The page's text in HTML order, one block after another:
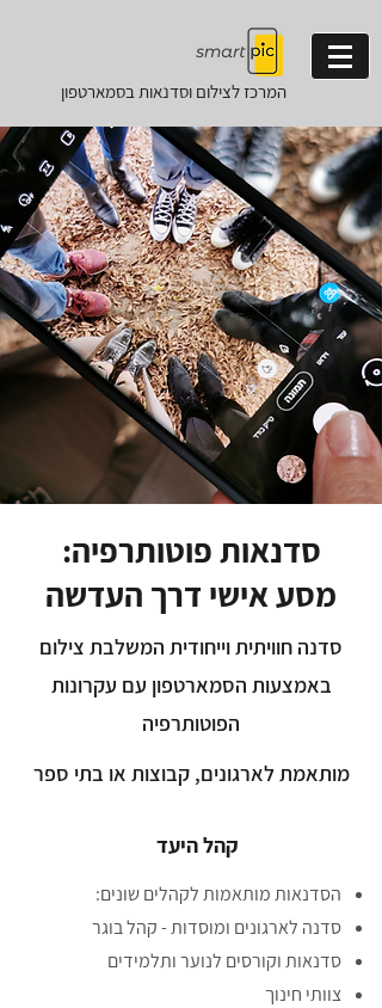
המרכז לצילום וסדנאותבסמארטפון
סדנאות פוטותרפיה:
מסע אישי דרך העדשה
סדנה חוויתית וייחודית המשלבת צילום
באמצעות הסמארטפון עם עקרונות
הפוטותרפיה
מותאמת לארגונים, קבוצות או בתי ספר
קהל היעד
הסדנאות מותאמות לקהלים שונים:
סדנה לארגונים ומוסדות - קהל בוגר
סדנאות וקורסים לנוער ותלמידים
צוותי חינוך